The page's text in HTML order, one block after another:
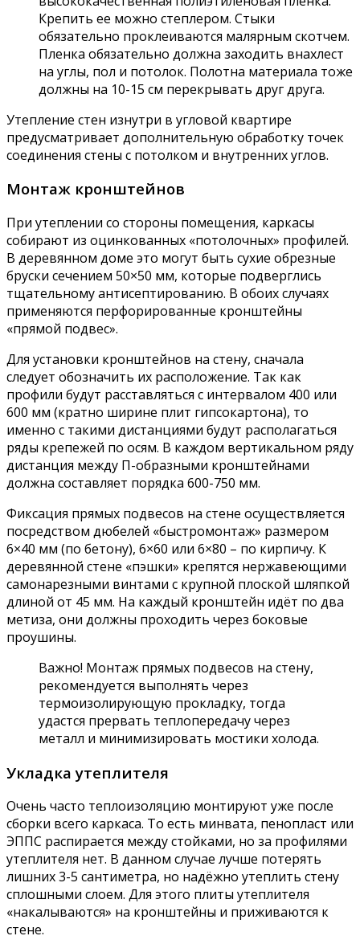
Крепить ее можно степлером. Стыки
обязательно проклеиваются малярным скотчем.
Пленка обязательно должна заходить внахлест
на углы, пол и потолок. Полотна материала тоже
должны на 10-15 см перекрывать друг друга.
Утепление стен изнутри в угловой квартире
предусматривает дополнительную обработку точек
соединения стены с потолком и внутренних углов.
Монтаж кронштейнов
При утеплении со стороны помещения, каркасы
собирают из оцинкованных «потолочных» профилей.
В деревянном доме это могут быть сухие обрезные
бруски сечением 50×50 мм, которые подверглись
тщательному антисептированию. В обоих случаях
применяются перфорированные кронштейны
«прямой подвес».
Для установки кронштейнов на стену, сначала
следует обозначить их расположение. Так как
профили будут расставляться с интервалом 400 или
600 мм (кратно ширине плит гипсокартона), то
именно с такими дистанциями будут располагаться
ряды крепежей по осям. В каждом вертикальном ряду
дистанция между П-образными кронштейнами
должна составляет порядка 600-750 мм.
Фиксация прямых подвесов на стене осуществляется
посредством дюбелей «быстромонтаж» размером
6×40 мм (по бетону), 6×60 или 6×80 – по кирпичу. К
деревянной стене «пэшки» крепятся нержавеющими
самонарезными винтами с крупной плоской шляпкой
длиной от 45 мм. На каждый кронштейн идёт по два
метиза, они должны проходить через боковые
проушины.
Важно! Монтаж прямых подвесов на стену,
рекомендуется выполнять через
термоизолирующую прокладку, тогда
удастся прервать теплопередачу через
металл и минимизировать мостики холода.
Укладка утеплителя
Очень часто теплоизоляцию монтируют уже после
сборки всего каркаса. То есть минвата, пенопласт или
ЭППС распирается между стойками, но за профилями
утеплителя нет. В данном случае лучше потерять
лишних 3-5 сантиметра, но надёжно утеплить стену
сплошными слоем. Для этого плиты утеплителя
«накалываются» на кронштейны и приживаются к
стене.